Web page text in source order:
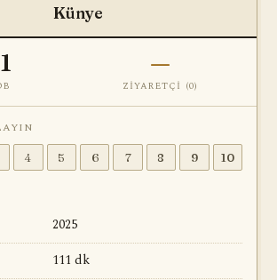
Künye
—
ZIYARETÇI (0)
4 5 6 7 8 9 10
2025
111 dk